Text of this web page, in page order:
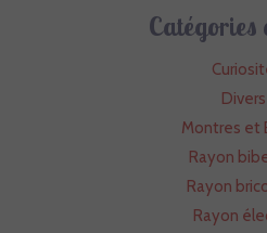
Catégories
Divers
Montres et
Rayon
Rayon
Rayon